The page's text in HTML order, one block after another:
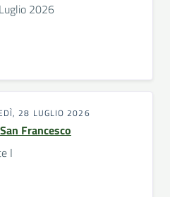
2026
28 LUGLIO 2026
Francesco
I